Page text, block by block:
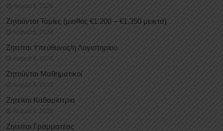
August 5, 2026
Ζητούνται Ταμίες (μισθός €1.200 – €1.350 μεικτά)
August 5, 2026
Ζητείται Υπεύθυνος/η Λογιστηρίου
August 4, 2026
Ζητούνται Μαθηματικοί
August 4, 2026
Ζητείται Καθαρίστρια
August 4, 2026
Ζητείται Γραμματέας